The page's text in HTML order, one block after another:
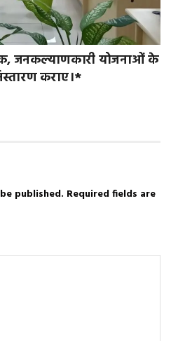
जनकल्याणकारी योजनाओं के
कराए।*
published. Required fields are